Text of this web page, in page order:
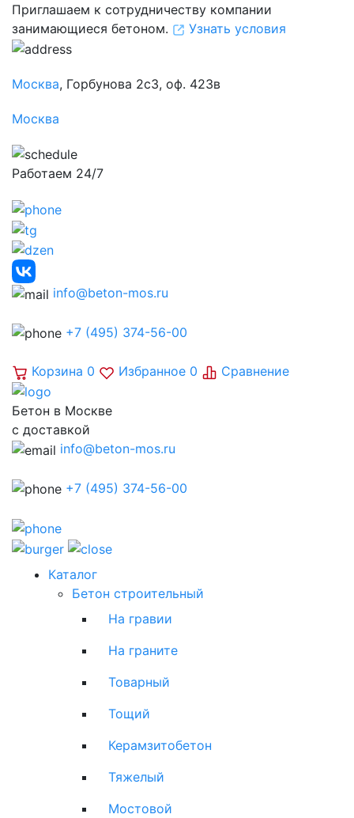
Приглашаем к сотрудничеству компании
занимающиеся бетоном.
Узнать условия
Москва, Горбунова 2с3, оф. 423в
Москва
Работаем 24/7
info@beton-mos.ru
+7 (495) 374-56-00
Корзина 0 Избранное 0 Сравнение
Бетон в Москве
с доставкой
info@beton-mos.ru
+7 (495) 374-56-00
Каталог
Бетон строительный
На гравии
На граните
Товарный
Тощий
Керамзитобетон
Тяжелый
Мостовой